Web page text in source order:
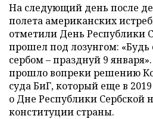
На следующий день после
полета американских
отметили День Республики
прошел под лозунгом: «Будь
сербом – празднуй 9
прошло вопреки решению
суда БиГ, который еще в
о Дне Республики Сербской
конституции страны.